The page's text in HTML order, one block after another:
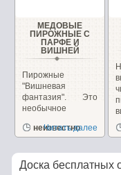
МЕДОВЫЕ
ПИРОЖНЫЕ С
ПАРФЕ И
ВИШНЕЙ
Пирожные
"Вишневая
фантазия". Это
необычное
сочетает в себе,...
неизвестно
Читать далее
Доска бесплатных